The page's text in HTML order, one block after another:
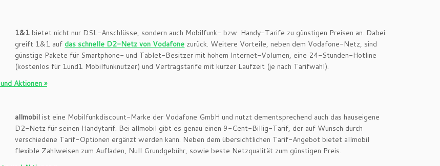
1&1 bietet nicht nur DSL-Anschlüsse, sondern auch Mobilfunk- bzw. Handy-Tarife zu günstigen Preisen an. Dabei
greift 1&1 auf das schnelle D2-Netz von Vodafone zurück. Weitere Vorteile, neben dem Vodafone-Netz, sind
günstige Pakete für Smartphone- und Tablet-Besitzer mit hohem Internet-Volumen, eine 24-Stunden-Hotline
(kostenlos für 1und1 Mobilfunknutzer) und Vertragstarife mit kurzer Laufzeit (je nach Tarifwahl).
Aktionen »
allmobil ist eine Mobilfunkdiscount-Marke der Vodafone GmbH und nutzt dementsprechend auch das hauseigene
D2-Netz für seinen Handytarif. Bei allmobil gibt es genau einen 9-Cent-Billig-Tarif, der auf Wunsch durch
verschiedene Tarif-Optionen ergänzt werden kann. Neben dem übersichtlichen Tarif-Angebot bietet allmobil
flexible Zahlweisen zum Aufladen, Null Grundgebühr, sowie beste Netzqualität zum günstigen Preis.